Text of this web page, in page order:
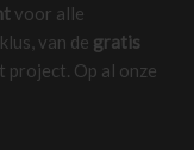
voor alle
van de gratis
Op al onze